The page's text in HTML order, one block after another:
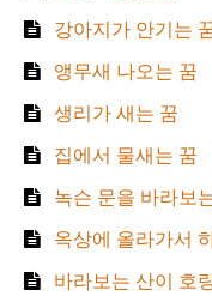
강아지가 안기는
앵무새 나오는 꿈
생리가 새는 꿈
집에서 물새는 꿈
녹슨 문을 바라보
옥상에 올라가서
바라보는 산이 호